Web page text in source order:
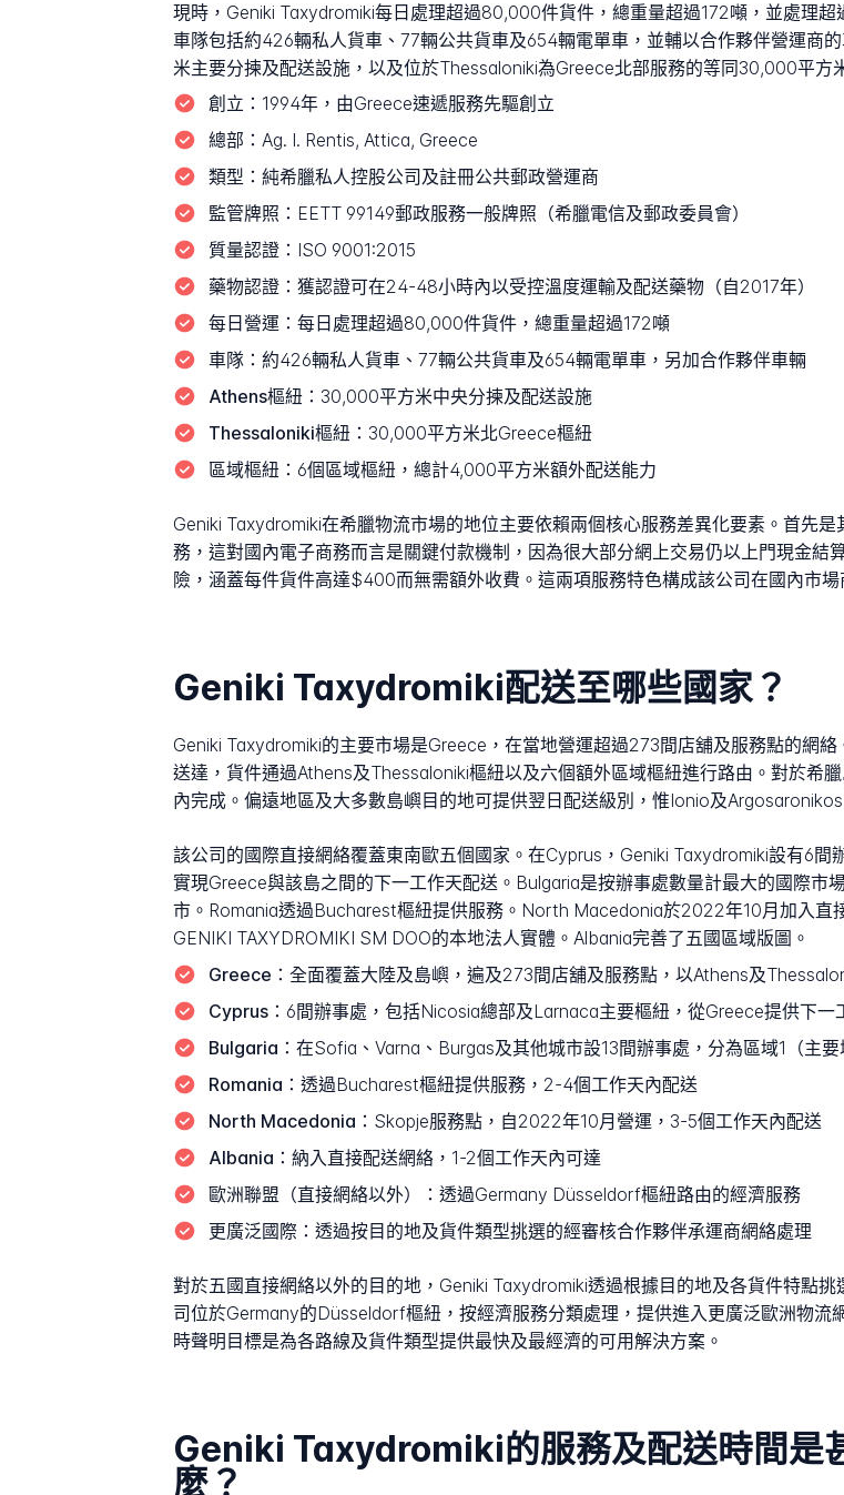
現時，Geniki Taxydromiki每日處理超過80,000件貨件，總重量超過172噸，並處理
車隊包括約426輛私人貨車、77輛公共貨車及654輛電單車，並輔以合作夥伴營運商
米主要分揀及配送設施，以及位於Thessaloniki為Greece北部服務的等同30,000平方
創立： 1994年，由Greece速遞服務先驅創立
總部： Ag. I. Rentis, Attica, Greece
類型： 純希臘私人控股公司及註冊公共郵政營運商
監管牌照： EETT 99149郵政服務一般牌照（希臘電信及郵政委員會）
質量認證：
ISO 9001:2015
藥物認證： 獲認證可在24-48小時內以受控溫度運輸及配送藥物（自2017年）
每日營運： 每日處理超過80,000件貨件，總重量超過172噸
車隊： 約426輛私人貨車、77輛公共貨車及654輛電單車，另加合作夥伴車輛
Athens樞紐： 30,000平方米中央分揀及配送設施
Thessaloniki樞紐： 30,000平方米北Greece樞紐
區域樞紐： 6個區域樞紐，總計4,000平方米額外配送能力
Geniki Taxydromiki在希臘物流市場的地位主要依賴兩個核心服務差異化要素。首先
務，這對國內電子商務而言是關鍵付款機制，因為很大部分網上交易仍以上門現金
險，涵蓋每件貨件高達$400而無需額外收費。這兩項服務特色構成該公司在國內市場
Geniki Taxydromiki配送至哪些國家？
Geniki Taxydromiki的主要市場是Greece，在當地營運超過273間店舖及服務點的網
送達，貨件通過Athens及Thessaloniki樞紐以及六個額外區域樞紐進行路由。對於希
內完成。偏遠地區及大多數島嶼目的地可提供翌日配送級別，惟Ionio及
該公司的國際直接網絡覆蓋東南歐五個國家。在Cyprus，Geniki Taxydromiki設有6
實現Greece與該島之間的下一工作天配送。Bulgaria是按辦事處數量計最大的國際市
市。Romania透過Bucharest樞紐提供服務。North Macedonia於2022年10月加入直
GENIKI TAXYDROMIKI SM DOO的本地法人實體。Albania完善了五國區域版圖。
Greece： 全面覆蓋大陸及島嶼，遍及273間店舖及服務點，以Athens及
Cyprus： 6間辦事處，包括Nicosia總部及Larnaca主要樞紐，從Greece提供下一
Bulgaria： 在Sofia、Varna、Burgas及其他城市設13間辦事處，分為區域1（主要
Romania： 透過Bucharest樞紐提供服務，2-4個工作天內配送
North Macedonia： Skopje服務點，自2022年10月營運，3-5個工作天內配送
Albania： 納入直接配送網絡，1-2個工作天內可達
歐洲聯盟（直接網絡以外）： 透過Germany Düsseldorf樞紐路由的經濟服務
更廣泛國際： 透過按目的地及貨件類型挑選的經審核合作夥伴承運商網絡處理
對於五國直接網絡以外的目的地，Geniki Taxydromiki透過根據目的地及各貨件特點
司位於Germany的Düsseldorf樞紐，按經濟服務分類處理，提供進入更廣泛歐洲物
時聲明目標是為各路線及貨件類型提供最快及最經濟的可用解決方案。
Geniki Taxydromiki的服務及配送時間是
麼？